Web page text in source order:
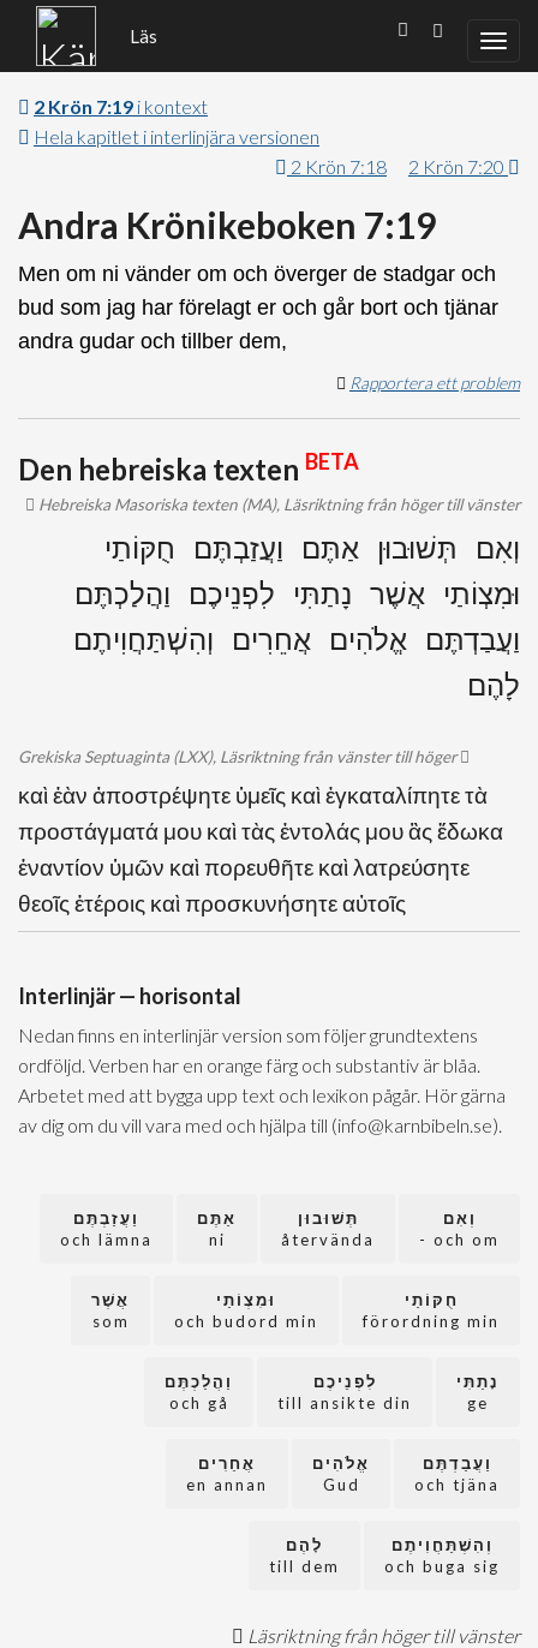
Läs
2 Krön 7:19 i kontext
Hela kapitlet i interlinjära versionen
2 Krön 7:18
2 Krön 7:20
Andra Krönikeboken 7:19
Men om ni vänder om och överger de stadgar och
bud som jag har förelagt er och går bort och tjänar
andra gudar och tillber dem,
Rapportera ett problem
Den hebreiska texten BETA
Hebreiska Masoriska texten (MA), Läsriktning från höger till vänster
וְאִם תְּשׁוּבוּן אַתֶּם וַעֲזַבְתֶּם חֻקּוֹתַי
וּמִצְוֹתַי אֲשֶׁר נָתַתִּי לִפְנֵיכֶם וַהֲלַכְתֶּם
וַעֲבַדְתֶּם אֱלֹהִים אֲחֵרִים וְהִשְׁתַּחֲוִיתֶם
לָהֶם
Grekiska Septuaginta (LXX), Läsriktning från vänster till höger
καὶ ἐὰν ἀποστρέψητε ὑμεῖς καὶ ἐγκαταλίπητε τὰ
προστάγματά μου καὶ τὰς ἐντολάς μου ἃς ἔδωκα
ἐναντίον ὑμῶν καὶ πορευθῆτε καὶ λατρεύσητε
θεοῖς ἑτέροις καὶ προσκυνήσητε αὐτοῖς
Interlinjär — horisontal
Nedan finns en interlinjär version som följer grundtextens
ordföljd. Verben har en orange färg och substantiv är blåa.
Arbetet med att bygga upp text och lexikon pågår. Hör gärna
av dig om du vill vara med och hjälpa till (info@karnbibeln.se).
וְאִם
och om -
תְּשׁוּבוּן
återvända
אַתֶּם
ni
וַעֲזַבְתֶּם
och lämna
חֻקּוֹתַי
förordning min
וּמִצְוֹתַי
och budord min
אֲשֶׁר
som
נָתַתִּי
ge
לִפְנֵיכֶם
till ansikte din
וַהֲלַכְתֶּם
och gå
וַעֲבַדְתֶּם
och tjäna
אֱלֹהִים
Gud
אֲחֵרִים
en annan
וְהִשְׁתַּחֲוִיתֶם
och buga sig
לָהֶם
till dem
Läsriktning från höger till vänster